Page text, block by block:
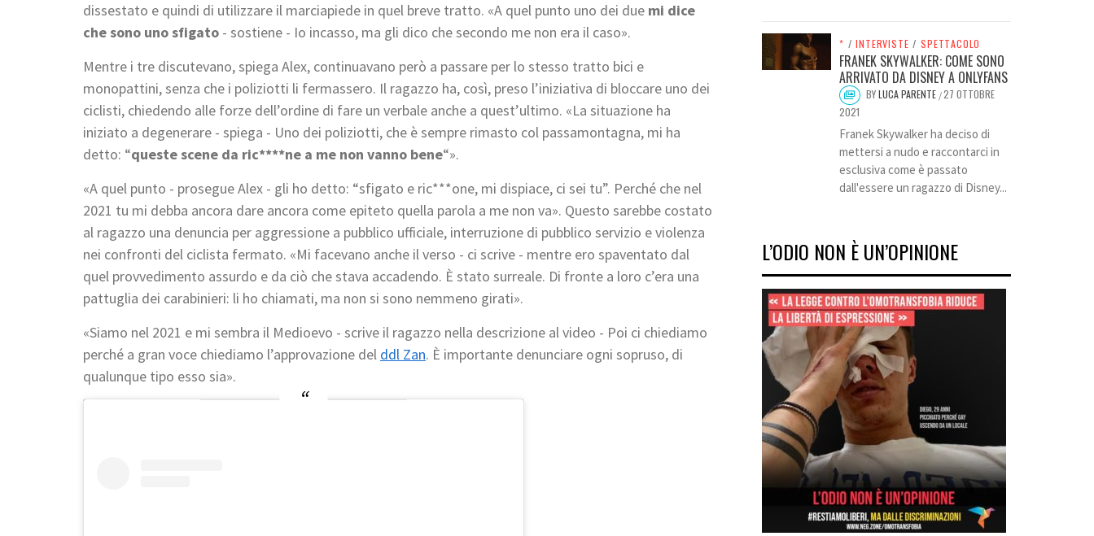
dissestato e quindi di utilizzare il marciapiede in quel breve tratto. «A quel punto uno dei due mi dice
che sono uno sfigato - sostiene - Io incasso, ma gli dico che secondo me non era il caso».
Mentre i tre discutevano, spiega Alex, continuavano però a passare per lo stesso tratto bici e
monopattini, senza che i poliziotti li fermassero. Il ragazzo ha, così, preso l’iniziativa di bloccare uno dei
ciclisti, chiedendo alle forze dell’ordine di fare un verbale anche a quest’ultimo. «La situazione ha
iniziato a degenerare - spiega - Uno dei poliziotti, che è sempre rimasto col passamontagna, mi ha
detto: “queste scene da ric****ne a me non vanno bene“».
«A quel punto - prosegue Alex - gli ho detto: “sfigato e ric***one, mi dispiace, ci sei tu”. Perché che nel
2021 tu mi debba ancora dare ancora come epiteto quella parola a me non va». Questo sarebbe costato
al ragazzo una denuncia per aggressione a pubblico ufficiale, interruzione di pubblico servizio e violenza
nei confronti del ciclista fermato. «Mi facevano anche il verso - ci scrive - mentre ero spaventato dal
quel provvedimento assurdo e da ciò che stava accadendo. È stato surreale. Di fronte a loro c’era una
pattuglia dei carabinieri: li ho chiamati, ma non si sono nemmeno girati».
«Siamo nel 2021 e mi sembra il Medioevo - scrive il ragazzo nella descrizione al video - Poi ci chiediamo
perché a gran voce chiediamo l’approvazione del ddl Zan. È importante denunciare ogni sopruso, di
qualunque tipo esso sia».
* / INTERVISTE / SPETTACOLO
FRANEK SKYWALKER: COME SONO
ARRIVATO DA DISNEY A ONLYFANS
BYLUCA PARENTE /27 OTTOBRE
2021
Franek Skywalker ha deciso di
mettersi a nudo e raccontarci in
esclusiva come è passato
dall'essere un ragazzo di Disney...
L’ODIO NON È UN’OPINIONE